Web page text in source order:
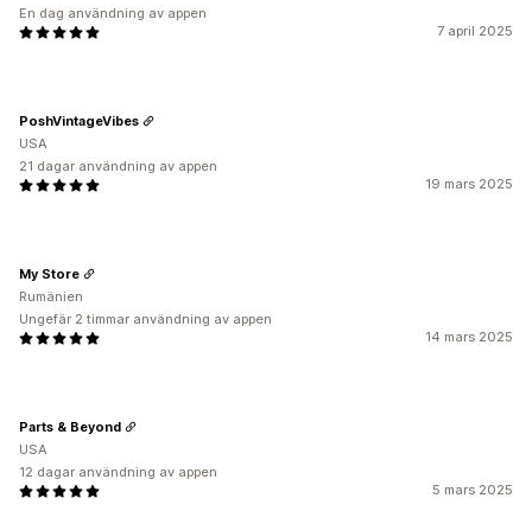
7 april 2025
En dag användning av appen
19 mars 2025
PoshVintageVibes
USA
21 dagar användning av appen
14 mars 2025
My Store
Rumänien
Ungefär 2 timmar användning av appen
5 mars 2025
Parts & Beyond
USA
12 dagar användning av appen